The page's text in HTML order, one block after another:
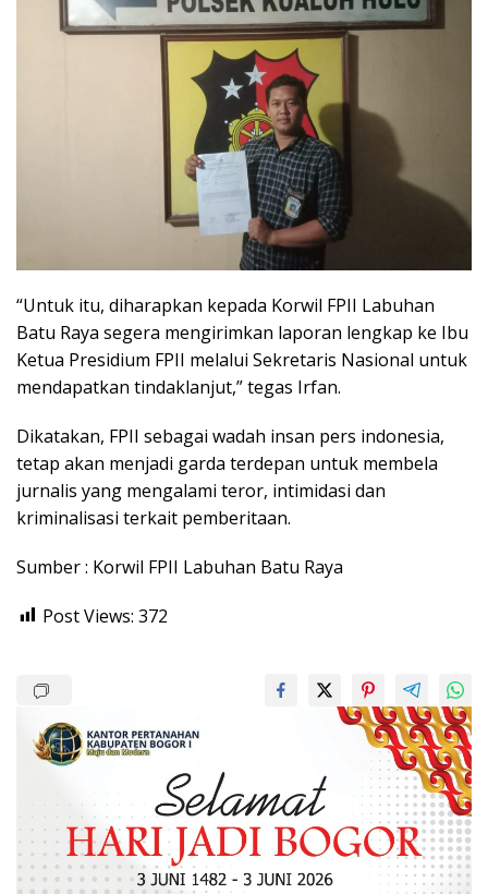
“Untuk itu, diharapkan kepada Korwil FPII Labuhan
Batu Raya segera mengirimkan laporan lengkap ke Ibu
Ketua Presidium FPII melalui Sekretaris Nasional untuk
mendapatkan tindaklanjut,” tegas Irfan.
Dikatakan, FPII sebagai wadah insan pers indonesia,
tetap akan menjadi garda terdepan untuk membela
jurnalis yang mengalami teror, intimidasi dan
kriminalisasi terkait pemberitaan.
Sumber : Korwil FPII Labuhan Batu Raya
Post Views: 372